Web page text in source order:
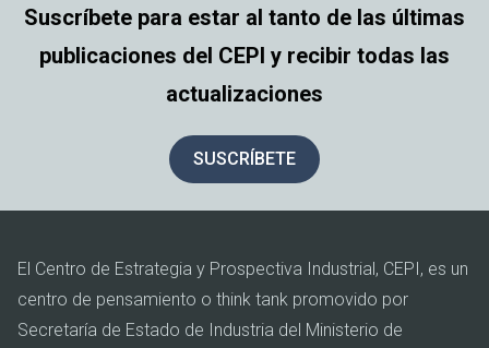
Suscríbete para estar al tanto de las últimas
publicaciones del CEPI y recibir todas las
actualizaciones
SUSCRÍBETE
El Centro de Estrategia y Prospectiva Industrial, CEPI, es un
centro de pensamiento o think tank promovido por
Secretaría de Estado de Industria del Ministerio de